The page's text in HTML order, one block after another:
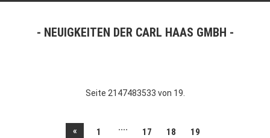
NEUIGKEITEN DER CARL HAAS GMBH
Seite 2147483533 von 19.
« 1 .... 17 18 19